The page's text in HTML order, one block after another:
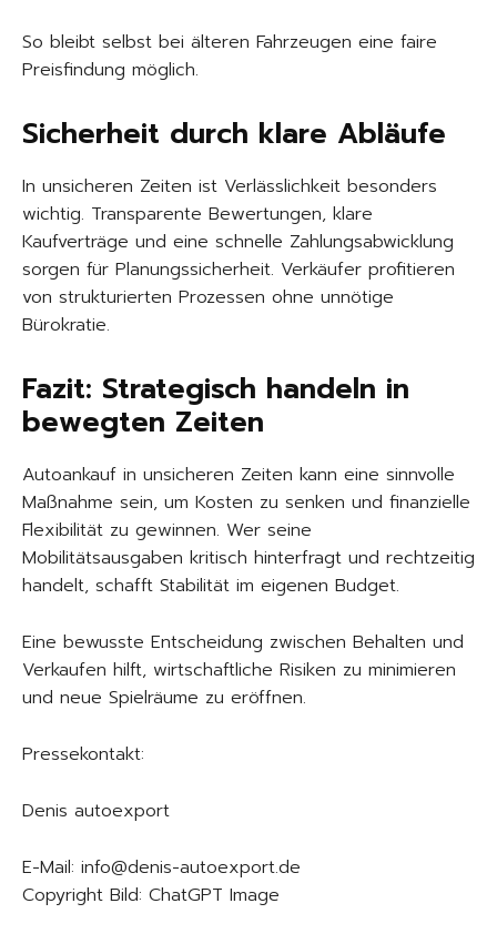
So bleibt selbst bei älteren Fahrzeugen eine faire
Preisfindung möglich.
Sicherheit durch klare Abläufe
In unsicheren Zeiten ist Verlässlichkeit besonders
wichtig. Transparente Bewertungen, klare
Kaufverträge und eine schnelle Zahlungsabwicklung
sorgen für Planungssicherheit. Verkäufer profitieren
von strukturierten Prozessen ohne unnötige
Bürokratie.
Fazit: Strategisch handeln in
bewegten Zeiten
Autoankauf in unsicheren Zeiten kann eine sinnvolle
Maßnahme sein, um Kosten zu senken und finanzielle
Flexibilität zu gewinnen. Wer seine
Mobilitätsausgaben kritisch hinterfragt und rechtzeitig
handelt, schafft Stabilität im eigenen Budget.
Eine bewusste Entscheidung zwischen Behalten und
Verkaufen hilft, wirtschaftliche Risiken zu minimieren
und neue Spielräume zu eröffnen.
Pressekontakt:
Denis autoexport
E-Mail: info@denis-autoexport.de
Copyright Bild: ChatGPT Image